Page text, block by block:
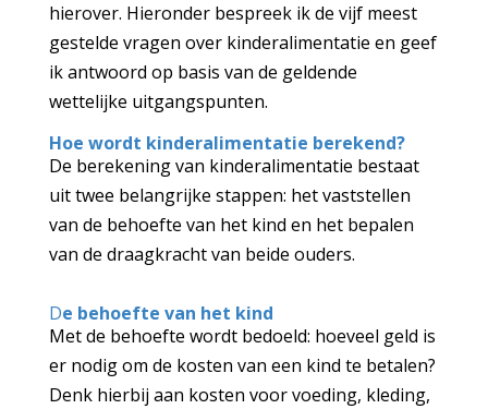
hierover. Hieronder bespreek ik de vijf meest
gestelde vragen over kinderalimentatie en geef
ik antwoord op basis van de geldende
wettelijke uitgangspunten.
Hoe wordt kinderalimentatie berekend?
De berekening van kinderalimentatie bestaat
uit twee belangrijke stappen: het vaststellen
van de behoefte van het kind en het bepalen
van de draagkracht van beide ouders.
De behoefte van het kind
Met de behoefte wordt bedoeld: hoeveel geld is
er nodig om de kosten van een kind te betalen?
Denk hierbij aan kosten voor voeding, kleding,